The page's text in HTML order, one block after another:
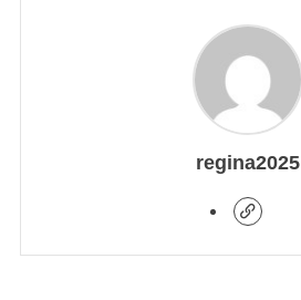
regina2025